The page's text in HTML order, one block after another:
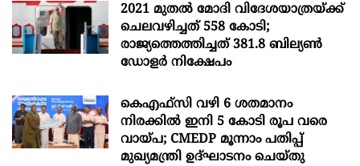
2021 മുതൽ മോദി വിദേശയാത്രയ്ക്ക്
ചെലവഴിച്ചത് 558 കോടി;
രാജ്യത്തെത്തിച്ചത് 381.8 ബില്യൺ
ഡോളർ നിക്ഷേപം
കെഎഫ്സി വഴി 6 ശതമാനം
നിരക്കിൽ ഇനി 5 കോടി രൂപ വരെ
വായ്പ; CMEDP മൂന്നാം പതിപ്പ്
മുഖ്യമന്ത്രി ഉദ്ഘാടനം ചെയ്തു